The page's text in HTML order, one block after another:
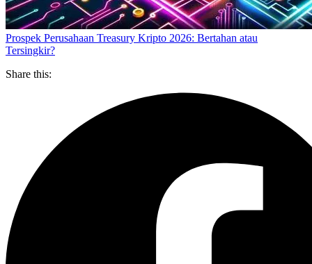
Prospek Perusahaan Treasury Kripto 2026: Bertahan atau
Tersingkir?
Share this: